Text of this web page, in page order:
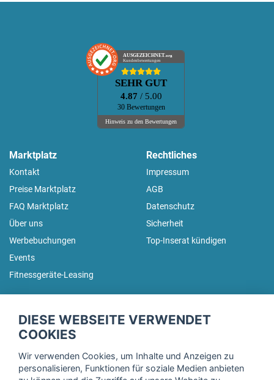
AUSGEZEICHNET.org
Kundenbewertungen
SEHR GUT
4.87 / 5.00
30 Bewertungen
Hinweis zu den Bewertungen
Marktplatz
Kontakt
Preise Marktplatz
FAQ Marktplatz
Über uns
Werbebuchungen
Events
Fitnessgeräte-Leasing
Rechtliches
Impressum
AGB
Datenschutz
Sicherheit
Top-Inserat kündigen
Trage dich hier für unseren Newsletter ein und erhalte regelmäßig
DIESE WEBSEITE VERWENDET
COOKIES
Wir verwenden Cookies, um Inhalte und Anzeigen zu
personalisieren, Funktionen für soziale Medien anbieten